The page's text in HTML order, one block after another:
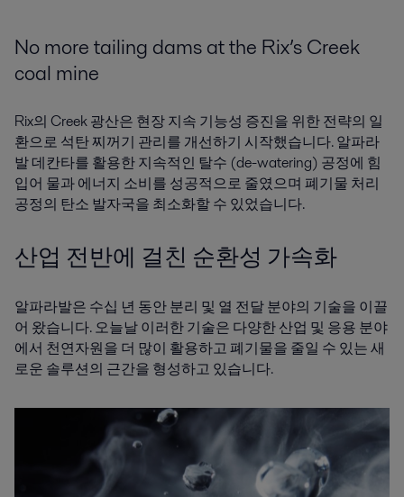
No more tailing dams at the Rix’s Creek
coal mine
Rix의 Creek 광산은 현장 지속 기능성 증진을 위한 전략의 일
환으로 석탄 찌꺼기 관리를 개선하기 시작했습니다. 알파라
발 데칸타를 활용한 지속적인 탈수 (de-watering) 공정에 힘
입어 물과 에너지 소비를 성공적으로 줄였으며 폐기물 처리
공정의 탄소 발자국을 최소화할 수 있었습니다.
산업 전반에 걸친 순환성 가속화
알파라발은 수십 년 동안 분리 및 열 전달 분야의 기술을 이끌
어 왔습니다. 오늘날 이러한 기술은 다양한 산업 및 응용 분야
에서 천연자원을 더 많이 활용하고 폐기물을 줄일 수 있는 새
로운 솔루션의 근간을 형성하고 있습니다.